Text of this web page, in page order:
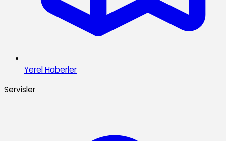
Yerel Haberler
Servisler